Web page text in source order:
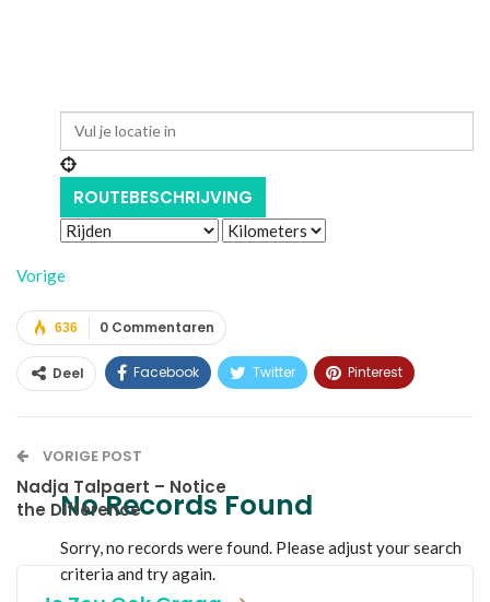
No Records Found
Sorry, no records were found. Please adjust your search
criteria and try again.
Vorige
0 Commentaren
636
Deel Facebook Twitter Pinterest
VORIGE POST
Nadja Talpaert – Notice
the Difference